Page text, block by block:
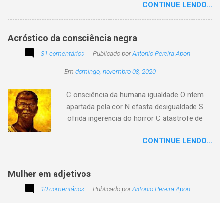
existir. Há quem simplesmente assista o tempo
e a vida passarem. Mas, há também quem
apenas passe alheio a tudo, tem quem aprenda
com o passar... Eu tenho aprendido:
CONTINUE LENDO...
Acróstico da consciência negra
31 comentários Publicado porAntonio Pereira Apon
Em domingo, novembro 08, 2020
C onsciência da humana igualdade O ntem
apartada pela cor N efasta desigualdade S
ofrida ingerência do horror C atástrofe de
tempo o preito N egritude sempre linda C ultura
multicolor I rmanados na cidadania A gentes
CONTINUE LENDO...
Mulher em adjetivos
10 comentários Publicado porAntonio Pereira Apon